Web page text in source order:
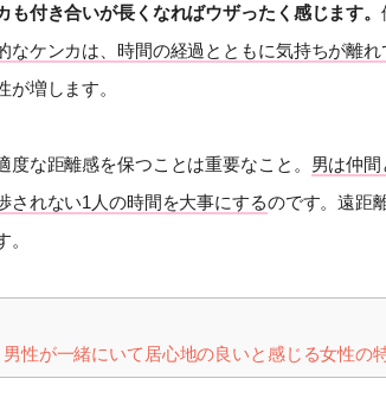
付き合いが長くなればウザったく感じます。
なケンカは、時間の経過とともに気持ちが離
増します。
な距離感を保つことは重要なこと。 男は仲
されない1人の時間を大事にするのです。遠距
性が一緒にいて居心地の良いと感じる女性の